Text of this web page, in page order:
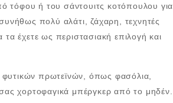
τόφου ή του σάντουιτς κοτόπουλου για
πολύ αλάτι, ζάχαρη, τεχνητές
έχετε ως περιστασιακή επιλογή και
πρωτεϊνών, όπως φασόλια,
χορτοφαγικά μπέργκερ από το μηδέν.